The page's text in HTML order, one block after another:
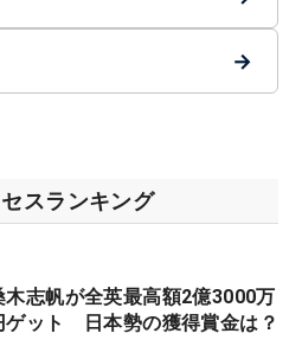
→
スランキング
木志帆が全英最高額2億3000万
ゲット 日本勢の獲得賞金は？